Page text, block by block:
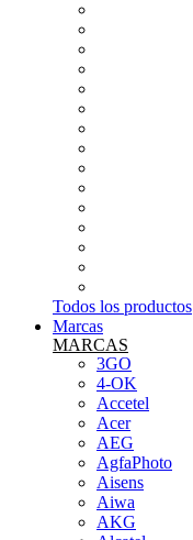
Todos los productos
Marcas
MARCAS
3GO
4-OK
Accetel
Acer
AEG
AgfaPhoto
Aisens
Aiwa
AKG